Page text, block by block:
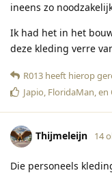
ineens zo
Ik had het in het
deze kleding verre
R013 heeft hierop
Japio, FloridaMan, en
Thijmeleijn 14
Die personeels